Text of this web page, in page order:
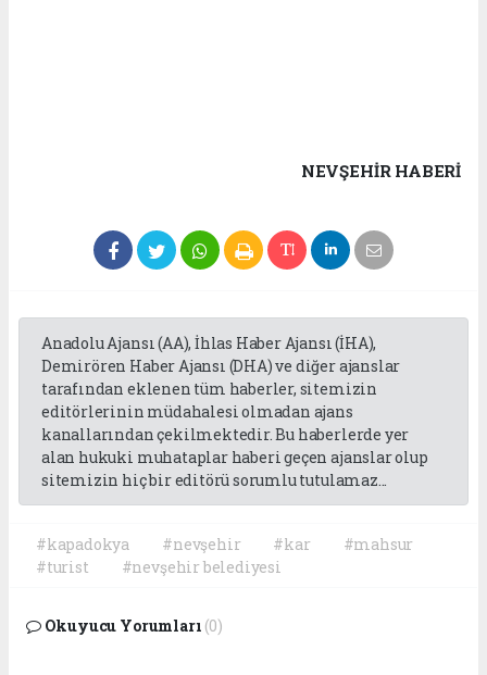
NEVŞEHIR HABERİ
Anadolu Ajansı (AA), İhlas Haber Ajansı (İHA),
Demirören Haber Ajansı (DHA) ve diğer ajanslar
tarafından eklenen tüm haberler, sitemizin
editörlerinin müdahalesi olmadan ajans
kanallarından çekilmektedir. Bu haberlerde yer
alan hukuki muhataplar haberi geçen ajanslar olup
sitemizin hiç bir editörü sorumlu tutulamaz...
#kapadokya #nevşehir #kar
#mahsur
#turist
#nevşehir belediyesi
Okuyucu Yorumları (0)